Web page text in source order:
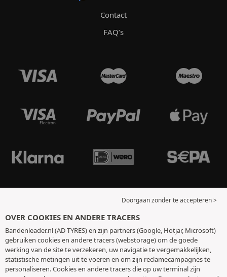
Contact
FAQ’s
Doorgaan zonder te accepteren >
OVER COOKIES EN ANDERE TRACERS
Bandenleader.nl (AD TYRES) en zijn partners (Google, Hotjar, Microsoft)
gebruiken cookies en andere tracers (webstorage) om de goede
werking van de site te verzekeren, uw navigatie te vergemakkelijken,
statistische metingen uit te voeren en om zijn reclamecampagnes te
personaliseren. Cookies en andere tracers die op uw terminal zijn